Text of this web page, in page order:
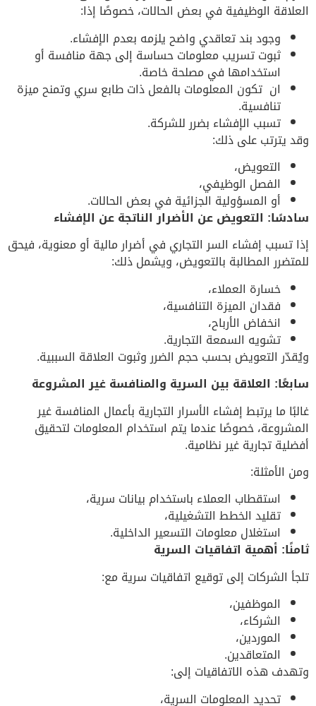
العلاقة الوظيفية في بعض الحالات، خصوصًا إذا:
وجود بند تعاقدي واضح يلزمه بعدم الإفشاء.
ثبوت تسريب معلومات حساسة إلى جهة منافسة أو
استخدامها في مصلحة خاصة.
ان تكون المعلومات بالفعل ذات طابع سري وتمنح ميزة
تنافسية.
تسبب الإفشاء بضرر للشركة.
وقد يترتب على ذلك:
التعويض،
الفصل الوظيفي،
أو المسؤولية الجزائية في بعض الحالات.
سادسًا: التعويض عن الأضرار الناتجة عن الإفشاء
إذا تسبب إفشاء السر التجاري في أضرار مالية أو معنوية، فيحق
للمتضرر المطالبة بالتعويض، ويشمل ذلك:
خسارة العملاء،
فقدان الميزة التنافسية،
انخفاض الأرباح،
تشويه السمعة التجارية.
ويُقدّر التعويض بحسب حجم الضرر وثبوت العلاقة السببية.
سابعًا: العلاقة بين السرية والمنافسة غير المشروعة
غالبًا ما يرتبط إفشاء الأسرار التجارية بأعمال المنافسة غير
المشروعة، خصوصًا عندما يتم استخدام المعلومات لتحقيق
أفضلية تجارية غير نظامية.
ومن الأمثلة:
استقطاب العملاء باستخدام بيانات سرية،
تقليد الخطط التشغيلية،
استغلال معلومات التسعير الداخلية.
ثامنًا: أهمية اتفاقيات السرية
تلجأ الشركات إلى توقيع اتفاقيات سرية مع:
الموظفين،
الشركاء،
الموردين،
المتعاقدين.
وتهدف هذه الاتفاقيات إلى:
تحديد المعلومات السرية،